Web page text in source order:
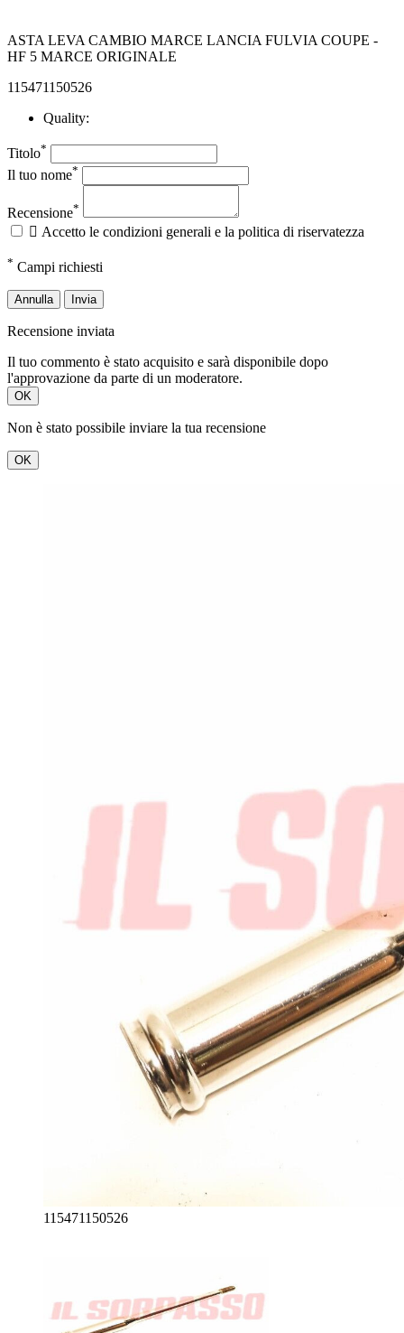
ASTA LEVA CAMBIO MARCE LANCIA FULVIA COUPE -
HF 5 MARCE ORIGINALE
115471150526
Quality:
Titolo*
Il tuo nome*
Recensione*
 Accetto le condizioni generali e la politica di riservatezza
* Campi richiesti
Annulla Invia
Recensione inviata
Il tuo commento è stato acquisito e sarà disponibile dopo
l'approvazione da parte di un moderatore.
OK
Non è stato possibile inviare la tua recensione
OK
115471150526